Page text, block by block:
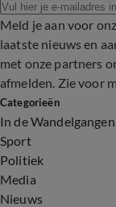
Meld je aan voor
laatste nieuws en
met onze partners
afmelden. Zie voor
Categorieën
In de Wandelgangen
Sport
Politiek
Media
Nieuws